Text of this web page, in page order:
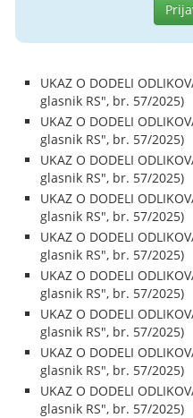
UKAZ O DODELI
glasnik RS", br. 57/2025)
UKAZ O DODELI
glasnik RS", br. 57/2025)
UKAZ O DODELI
glasnik RS", br. 57/2025)
UKAZ O DODELI
glasnik RS", br. 57/2025)
UKAZ O DODELI
glasnik RS", br. 57/2025)
UKAZ O DODELI
glasnik RS", br. 57/2025)
UKAZ O DODELI
glasnik RS", br. 57/2025)
UKAZ O DODELI
glasnik RS", br. 57/2025)
UKAZ O DODELI
glasnik RS", br. 57/2025)